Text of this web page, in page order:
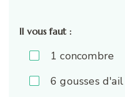
Il vous faut :
1 concombre
6 gousses